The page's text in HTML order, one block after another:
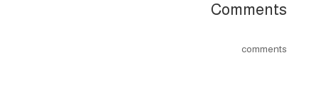
Comments
comments